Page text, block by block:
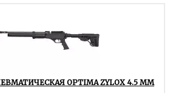
OPTIMA ZYLOX 4.5 ММ